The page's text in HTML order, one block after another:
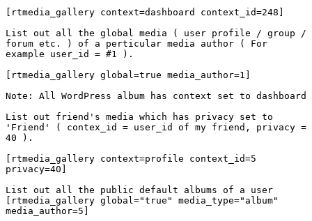
[rtmedia_gallery context=dashboard context_id=248]
List out all the global media ( user profile / group /
forum etc. ) of a perticular media author ( For
example user_id = #1 ).
[rtmedia_gallery global=true media_author=1]
Note: All WordPress album has context set to dashboard
List out friend's media which has privacy set to
'Friend' ( contex_id = user_id of my friend, privacy =
40 ).
[rtmedia_gallery context=profile context_id=5
privacy=40]
List out all the public default albums of a user
[rtmedia_gallery global="true" media_type="album"
media_author=5]